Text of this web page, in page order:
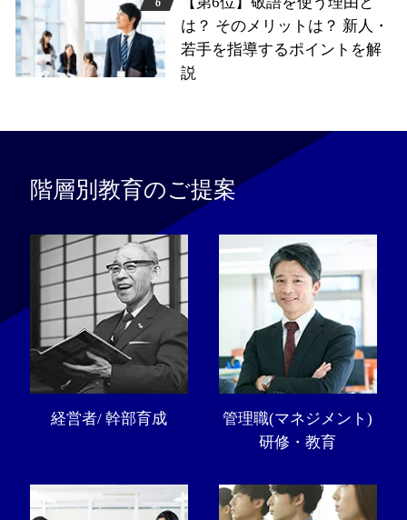
は？ そのメリットは？ 新人・
若手を指導するポイントを解
説
階層別教育のご提案
経営者/ 幹部育成
管理職(マネジメント)
研修・教育